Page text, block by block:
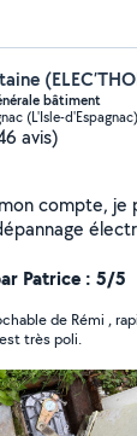
bâtiment
(L'Isle-d'Espagnac)
avis)
compte, je
de
je
la Charente
Patrice : 5/5
de Rémi , rapide ,
travail soigné et qui plus est très poli.